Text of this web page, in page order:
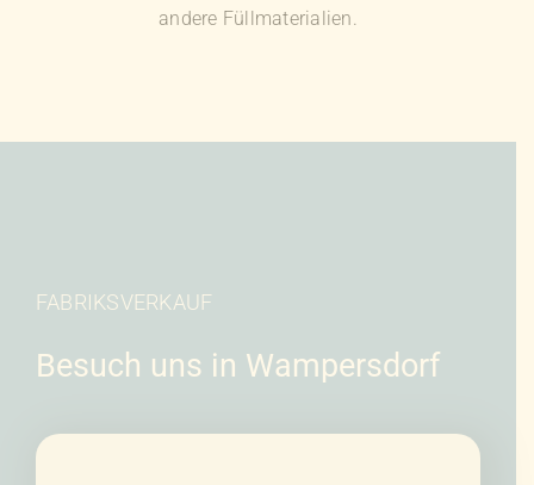
andere Füllmaterialien.
FABRIKSVERKAUF
Besuch uns in Wampersdorf